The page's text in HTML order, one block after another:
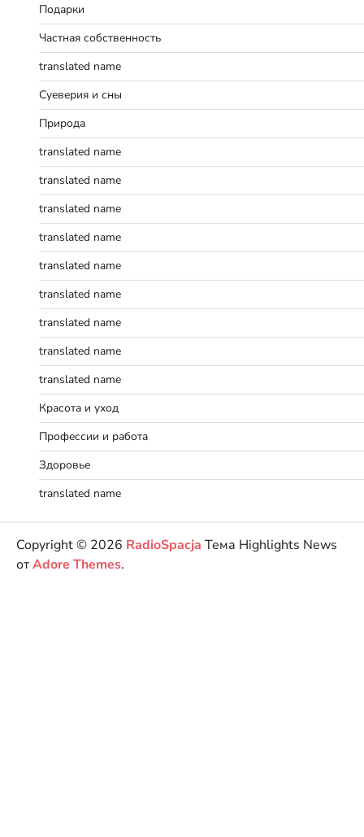
Подарки
Частная собственность
translated name
Суеверия и сны
Природа
translated name
translated name
translated name
translated name
translated name
translated name
translated name
translated name
translated name
Красота и уход
Профессии и работа
Здоровье
translated name
Copyright © 2026 RadioSpacja Тема Highlights News
отAdore Themes.